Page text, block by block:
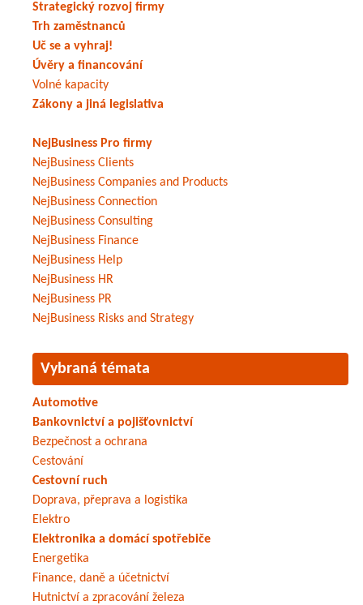
Strategický rozvoj firmy
Trh zaměstnanců
Uč se a vyhraj!
Úvěry a financování
Volné kapacity
Zákony a jiná legislativa
NejBusiness Pro firmy
NejBusiness Clients
NejBusiness Companies and Products
NejBusiness Connection
NejBusiness Consulting
NejBusiness Finance
NejBusiness Help
NejBusiness HR
NejBusiness PR
NejBusiness Risks and Strategy
Vybraná témata
Automotive
Bankovnictví a pojišťovnictví
Bezpečnost a ochrana
Cestování
Cestovní ruch
Doprava, přeprava a logistika
Elektro
Elektronika a domácí spotřebiče
Energetika
Finance, daně a účetnictví
Hutnictví a zpracování železa